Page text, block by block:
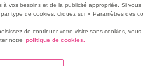
à vos besoins et de la publicité appropriée. Si
type de cookies, cliquez sur « Paramètres des
de continuer votre visite sans cookies,
notre politique de cookies.